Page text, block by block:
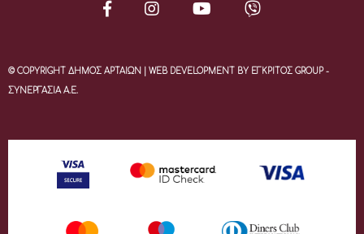
© COPYRIGHT ΔΗΜΟΣ ΑΡΤΑΙΩΝ | WEB DEVELOPMENT BY ΕΓΚΡΙΤΟΣ GROUP -
ΣΥΝΕΡΓΑΣΙΑ Α.Ε.